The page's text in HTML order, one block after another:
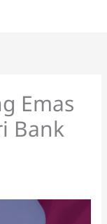
Emas
Bank